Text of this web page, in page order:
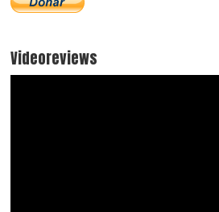
Videoreviews